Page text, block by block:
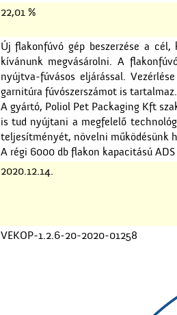
22,01 %
Új flakonfúvó gép beszerzése a
kívánunk megvásárolni. A
nyújtva-fúvásos eljárással.
garnitúra fúvószerszámot is
A gyártó, Poliol Pet Packaging Kft
is tud nyújtani a megfelelő
teljesítményét, növelni működésünk
A régi 6000 db flakon kapacitású
2020.12.14.
VEKOP-1.2.6-20-2020-01258